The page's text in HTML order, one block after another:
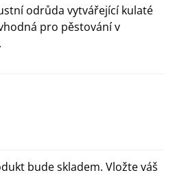
odrůda vytvářející kulaté
pro pěstování v
bude skladem. Vložte váš